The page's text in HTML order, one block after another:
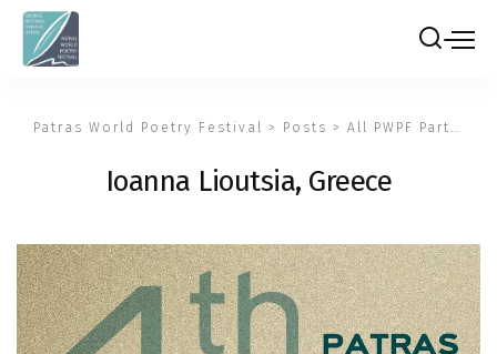
Patras World Poetry Festival > Posts > All PWPF Participants
Ioanna Lioutsia, Greece